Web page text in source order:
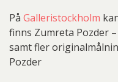
På Galleristockholm
finns Zumreta Pozder
samt fler
Pozder